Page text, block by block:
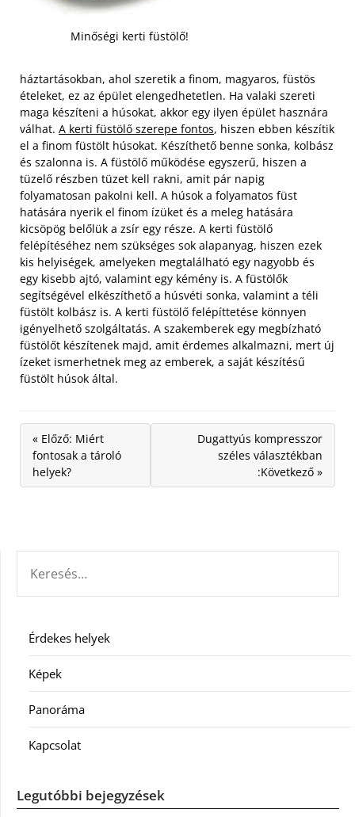
Minőségi kerti füstölő!
háztartásokban, ahol szeretik a finom, magyaros, füstös
ételeket, ez az épület elengedhetetlen. Ha valaki szereti
maga készíteni a húsokat, akkor egy ilyen épület hasznára
válhat. A kerti füstölő szerepe fontos, hiszen ebben készítik
el a finom füstölt húsokat. Készíthető benne sonka, kolbász
és szalonna is. A füstölő működése egyszerű, hiszen a
tüzelő részben tüzet kell rakni, amit pár napig
folyamatosan pakolni kell. A húsok a folyamatos füst
hatására nyerik el finom ízüket és a meleg hatására
kicsöpög belőlük a zsír egy része. A kerti füstölő
felépítéséhez nem szükséges sok alapanyag, hiszen ezek
kis helyiségek, amelyeken megtalálható egy nagyobb és
egy kisebb ajtó, valamint egy kémény is. A füstölők
segítségével elkészíthető a húsvéti sonka, valamint a téli
füstölt kolbász is. A kerti füstölő felépíttetése könnyen
igényelhető szolgáltatás. A szakemberek egy megbízható
füstölőt készítenek majd, amit érdemes alkalmazni, mert új
ízeket ismerhetnek meg az emberek, a saját készítésű
füstölt húsok által.
« Előző: Miért
fontosak a tároló
helyek?
Dugattyús kompresszor
széles választékban
:Következő »
Érdekes helyek
Képek
Panoráma
Kapcsolat
Legutóbbi bejegyzések